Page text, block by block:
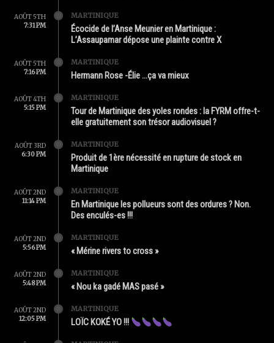
AOÛT 5TH
7:31 PM
MARTINIQUE
Écocide de l’Anse Meunier en Martinique :
L’Assaupamar dépose une plainte contre X
AOÛT 5TH
7:16 PM
MARTINIQUE
Hermann Rose -Élie …ça va mieux
AOÛT 4TH
5:15 PM
MARTINIQUE
Tour de Martinique des yoles rondes : la FYRM offre-t-
elle gratuitement son trésor audiovisuel ?
AOÛT 3RD
6:30 PM
MARTINIQUE
Produit de 1ère nécessité en rupture de stock en
Martinique
AOÛT 2ND
11:14 PM
MARTINIQUE
En Martinique les pollueurs sont des ordures ? Non.
Des enculés-es !!!
AOÛT 2ND
5:56 PM
MARTINIQUE
« Mérine rivers to cross »
AOÛT 2ND
5:48 PM
MARTINIQUE
« Nou ka gadé MAS pasé »
AOÛT 2ND
12:05 PM
MARTINIQUE
LOÏC KOKÉ YO !!!